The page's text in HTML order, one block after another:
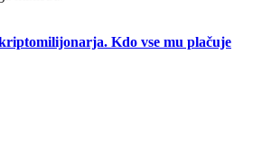
Kdo vse mu plačuje